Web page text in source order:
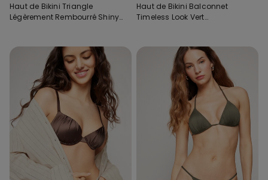
Haut de Bikini Triangle
Légèrement Rembourré Shiny
Haut de Bikini Balconnet
Timeless Look Vert